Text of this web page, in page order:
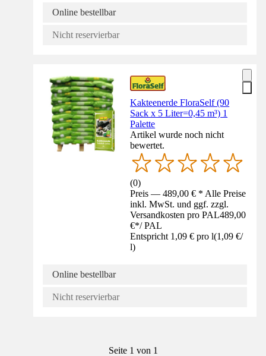
Online bestellbar
Nicht reservierbar
Kakteenerde FloraSelf (90
Sack x 5 Liter=0,45 m³) 1
Palette
Artikel wurde noch nicht
bewertet.
(0)
Preis — 489,00 € * Alle Preise
inkl. MwSt. und ggf. zzgl.
Versandkosten pro PAL489,00
€*/ PAL
Entspricht 1,09 € pro l(1,09 €/
l)
Online bestellbar
Nicht reservierbar
Seite 1 von 1